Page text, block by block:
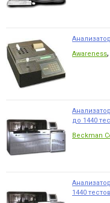
Awareness,
до 1440
Beckman
1440